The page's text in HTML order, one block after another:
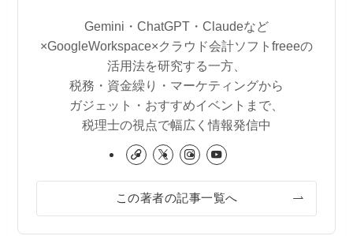
Gemini・ChatGPT・Claudeなど
×GoogleWorkspace×クラウド会計ソフトfreeeの
活用法を研究する一方、
税務・資金繰り・マーケティングから
ガジェット・おすすめイベントまで、
税理士の視点で幅広く情報発信中
この著者の記事一覧へ